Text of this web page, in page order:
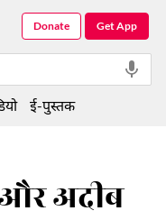
अदीब
Get App
Donate
ई-पुस्तक